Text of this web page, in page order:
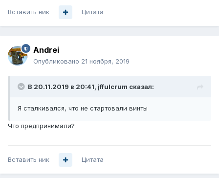
Вставить ник Цитата
Andrei
Опубликовано 21 ноября, 2019
В 20.11.2019 в 20:41, jffulcrum сказал:
Я сталкивался, что не стартовали винты
Что предпринимали?
Вставить ник Цитата